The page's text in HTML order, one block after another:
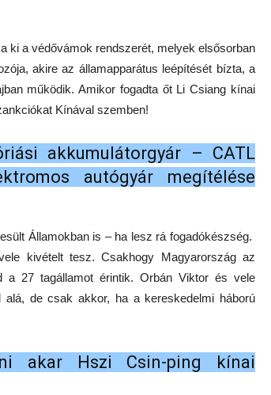
ki a védővámok rendszerét, melyek elsősorban
akire az államapparátus leépítését bízta, a
működik. Amikor fogadta őt Li Csiang kínai
Kínával szemben!
akkumulátorgyár – CATL
autógyár megítélése
Államokban is – ha lesz rá fogadókészség.
kivételt tesz. Csakhogy Magyarország az
27 tagállamot érintik. Orbán Viktor és vele
de csak akkor, ha a kereskedelmi háború
akar Hszi Csin-ping kínai